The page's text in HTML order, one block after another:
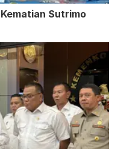
Sutrimo